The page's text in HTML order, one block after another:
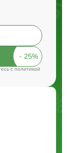
cполитикой